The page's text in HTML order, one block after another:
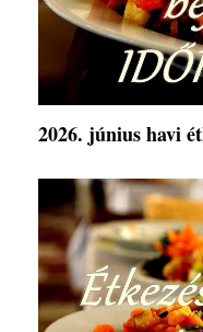
2026. június havi